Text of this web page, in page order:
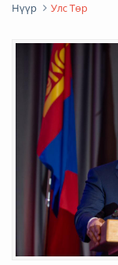
Нүүр Улс Төр